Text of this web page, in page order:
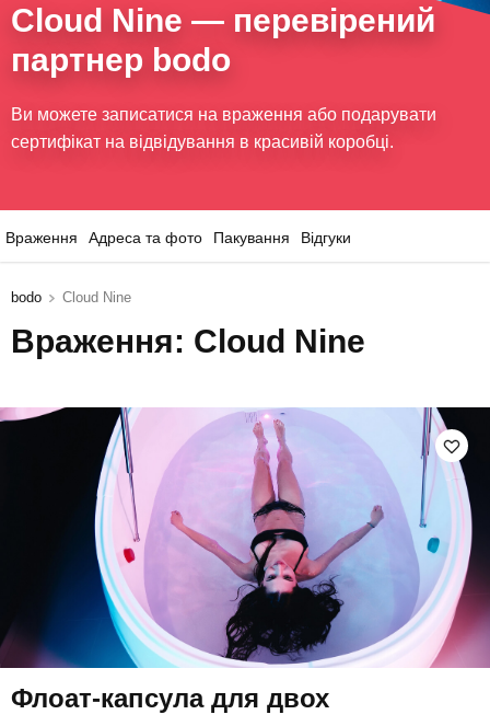
Cloud Nine — перевірений
партнер bodo
Ви можете записатися на враження або подарувати
сертифікат на відвідування в красивій коробці.
Враження Адреса та фото Пакування Відгуки
bodo Cloud Nine
Враження: Cloud Nine
Флоат-капсула для двох